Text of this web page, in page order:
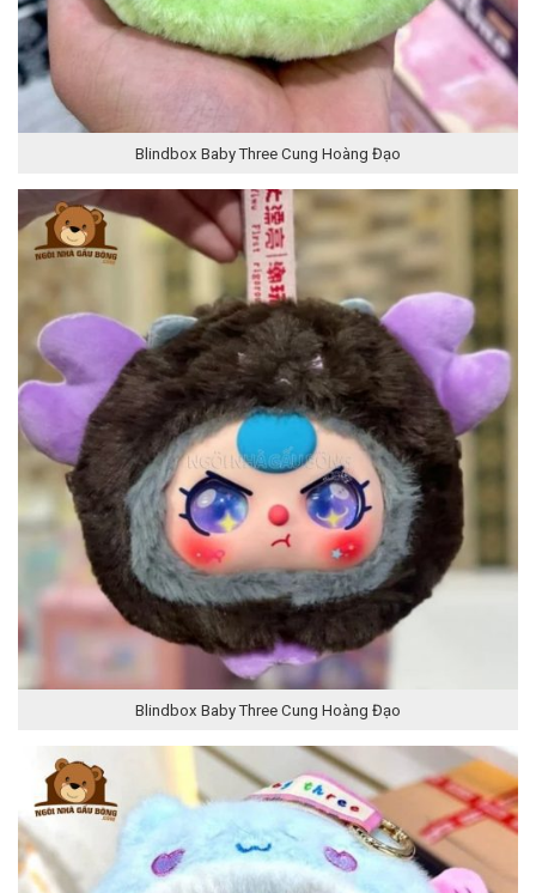
Blindbox Baby Three Cung Hoàng Đạo
Blindbox Baby Three Cung Hoàng Đạo